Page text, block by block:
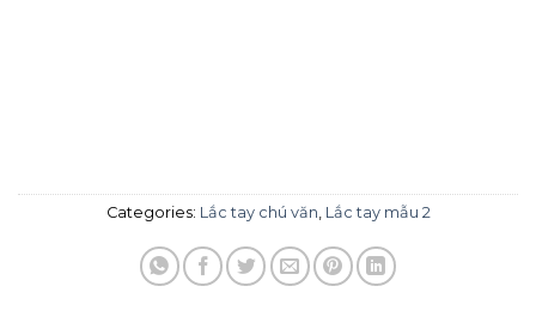
Categories: Lắc tay chú văn, Lắc tay mẫu 2